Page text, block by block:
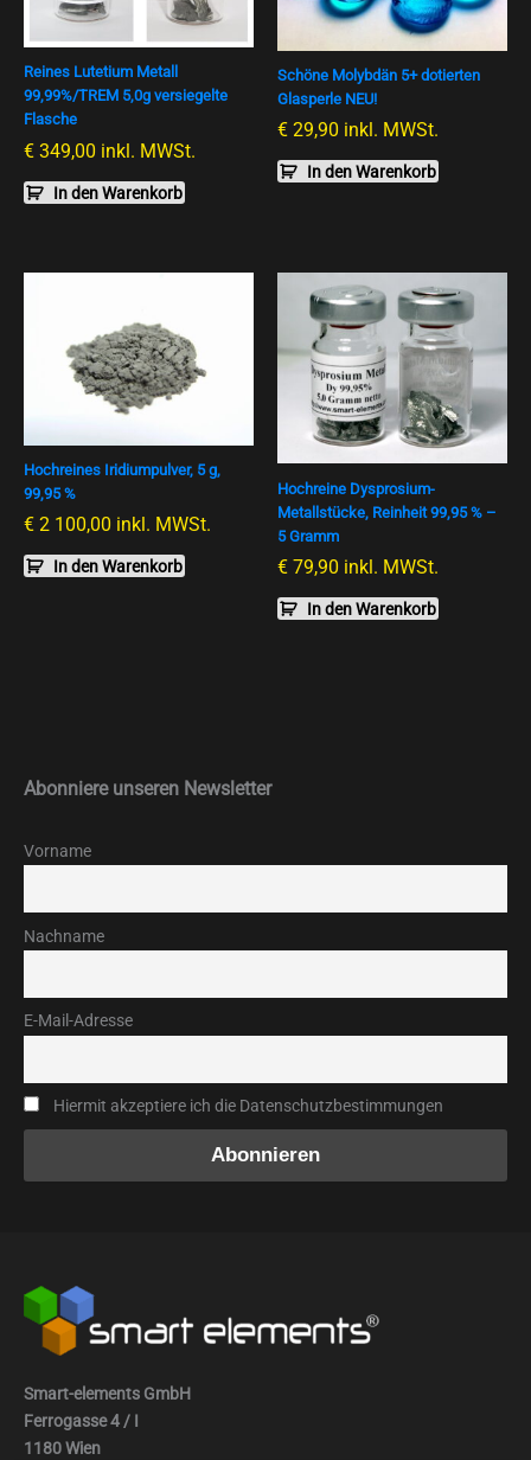
Reines Lutetium Metall
99,99%/TREM 5,0g versiegelte
Flasche
€ 349,00 inkl. MWSt.
In den Warenkorb
Schöne Molybdän 5+ dotierten
Glasperle NEU!
€ 29,90 inkl. MWSt.
In den Warenkorb
Hochreines Iridiumpulver, 5 g,
99,95 %
€ 2 100,00 inkl. MWSt.
In den Warenkorb
Hochreine Dysprosium-
Metallstücke, Reinheit 99,95 % –
5 Gramm
€ 79,90 inkl. MWSt.
In den Warenkorb
Abonniere unseren Newsletter
Vorname
Nachname
E-Mail-Adresse
Hiermit akzeptiere ich die Datenschutzbestimmungen
Smart-elements GmbH
Ferrogasse 4 / I
1180 Wien